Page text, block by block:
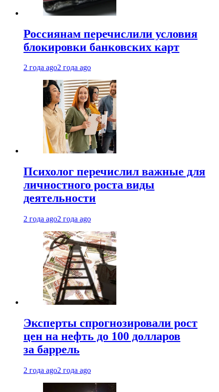
Россиянам перечислили условия
блокировки банковских карт
2 года ago2 года ago
Психолог перечислил важные для
личностного роста виды
деятельности
2 года ago2 года ago
Эксперты спрогнозировали рост
цен на нефть до 100 долларов
за баррель
2 года ago2 года ago